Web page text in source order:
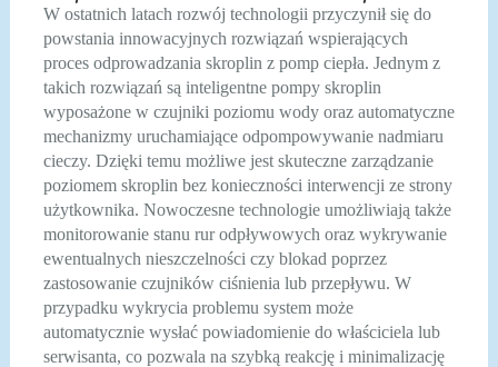
W ostatnich latach rozwój technologii przyczynił się do
powstania innowacyjnych rozwiązań wspierających
proces odprowadzania skroplin z pomp ciepła. Jednym z
takich rozwiązań są inteligentne pompy skroplin
wyposażone w czujniki poziomu wody oraz automatyczne
mechanizmy uruchamiające odpompowywanie nadmiaru
cieczy. Dzięki temu możliwe jest skuteczne zarządzanie
poziomem skroplin bez konieczności interwencji ze strony
użytkownika. Nowoczesne technologie umożliwiają także
monitorowanie stanu rur odpływowych oraz wykrywanie
ewentualnych nieszczelności czy blokad poprzez
zastosowanie czujników ciśnienia lub przepływu. W
przypadku wykrycia problemu system może
automatycznie wysłać powiadomienie do właściciela lub
serwisanta, co pozwala na szybką reakcję i minimalizację